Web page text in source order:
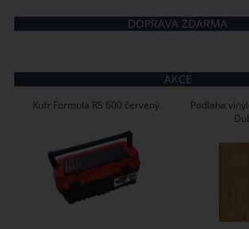
DOPRAVA ZDARMA
AKCE
Kufr Formula RS 600 červený
Podlaha